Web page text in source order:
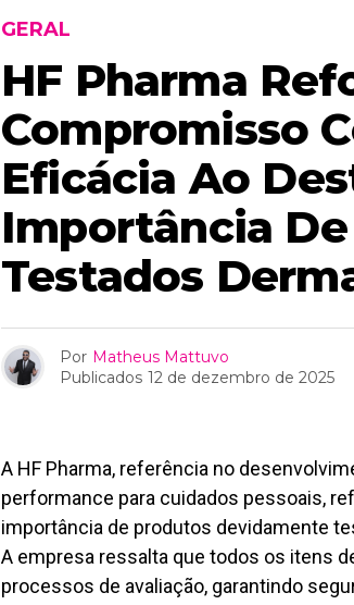
GERAL
HF Pharma
Compromisso
Eficácia Ao
Importância
Testados
Por Matheus Mattuvo
Publicados 12 de dezembro de 2025
A HF Pharma, referência no
performance para cuidados pessoais,
importância de produtos devidamente
A empresa ressalta que todos os itens
processos de avaliação, garantindo